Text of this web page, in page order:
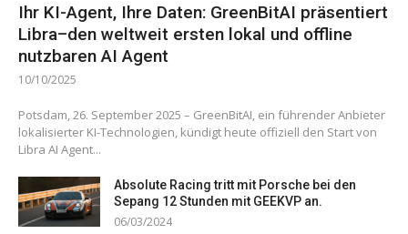
Ihr KI-Agent, Ihre Daten: GreenBitAI präsentiert
Libra–den weltweit ersten lokal und offline
nutzbaren AI Agent
10/10/2025
Potsdam, 26. September 2025 – GreenBitAI, ein führender Anbieter
lokalisierter KI-Technologien, kündigt heute offiziell den Start von
Libra AI Agent...
Absolute Racing tritt mit Porsche bei den
Sepang 12 Stunden mit GEEKVP an.
06/03/2024